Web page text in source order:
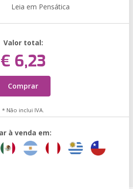
Leia em Pensática
Valor total:
€ 6,23
Comprar
* Não inclui IVA.
à venda em: